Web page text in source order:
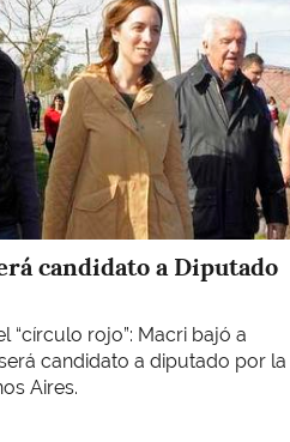
candidato a Diputado
“círculo rojo”: Macri bajó a
candidato a diputado por la
Aires.